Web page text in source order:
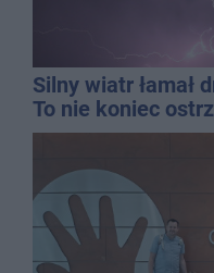
Silny wiatr łamał
To nie koniec